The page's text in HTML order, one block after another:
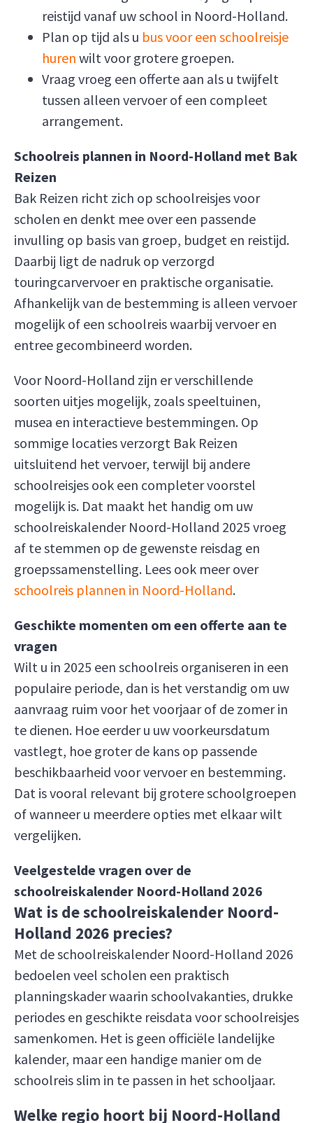
reistijd vanaf uw school in Noord-Holland.
Plan op tijd als u bus voor een schoolreisje
huren wilt voor grotere groepen.
Vraag vroeg een offerte aan als u twijfelt
tussen alleen vervoer of een compleet
arrangement.
Schoolreis plannen in Noord-Holland met Bak
Reizen
Bak Reizen richt zich op schoolreisjes voor
scholen en denkt mee over een passende
invulling op basis van groep, budget en reistijd.
Daarbij ligt de nadruk op verzorgd
touringcarvervoer en praktische organisatie.
Afhankelijk van de bestemming is alleen vervoer
mogelijk of een schoolreis waarbij vervoer en
entree gecombineerd worden.
Voor Noord-Holland zijn er verschillende
soorten uitjes mogelijk, zoals speeltuinen,
musea en interactieve bestemmingen. Op
sommige locaties verzorgt Bak Reizen
uitsluitend het vervoer, terwijl bij andere
schoolreisjes ook een completer voorstel
mogelijk is. Dat maakt het handig om uw
schoolreiskalender Noord-Holland 2025 vroeg
af te stemmen op de gewenste reisdag en
groepssamenstelling. Lees ook meer over
schoolreis plannen in Noord-Holland.
Geschikte momenten om een offerte aan te
vragen
Wilt u in 2025 een schoolreis organiseren in een
populaire periode, dan is het verstandig om uw
aanvraag ruim voor het voorjaar of de zomer in
te dienen. Hoe eerder u uw voorkeursdatum
vastlegt, hoe groter de kans op passende
beschikbaarheid voor vervoer en bestemming.
Dat is vooral relevant bij grotere schoolgroepen
of wanneer u meerdere opties met elkaar wilt
vergelijken.
Veelgestelde vragen over de
schoolreiskalender Noord-Holland 2026
Wat is de schoolreiskalender Noord-
Holland 2026 precies?
Met de schoolreiskalender Noord-Holland 2026
bedoelen veel scholen een praktisch
planningskader waarin schoolvakanties, drukke
periodes en geschikte reisdata voor schoolreisjes
samenkomen. Het is geen officiële landelijke
kalender, maar een handige manier om de
schoolreis slim in te passen in het schooljaar.
Welke regio hoort bij Noord-Holland